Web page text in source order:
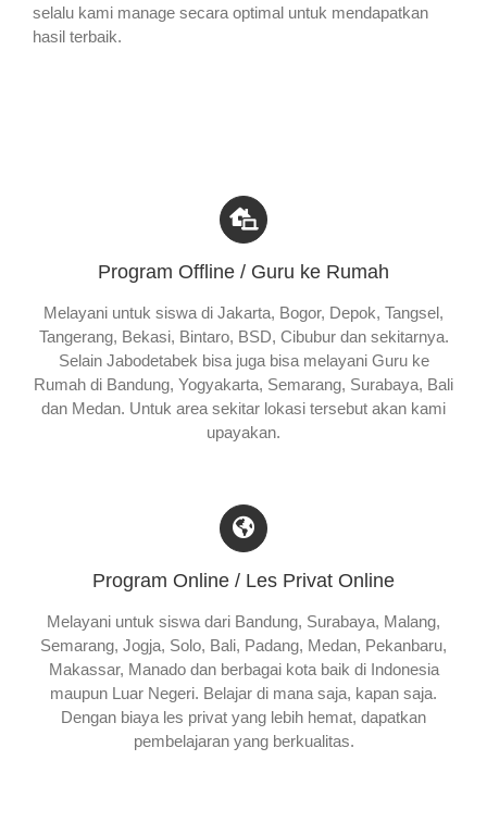
selalu kami manage secara optimal untuk mendapatkan
hasil terbaik.
Program Offline / Guru ke Rumah
Melayani untuk siswa di Jakarta, Bogor, Depok, Tangsel,
Tangerang, Bekasi, Bintaro, BSD, Cibubur dan sekitarnya.
Selain Jabodetabek bisa juga bisa melayani Guru ke
Rumah di Bandung, Yogyakarta, Semarang, Surabaya, Bali
dan Medan. Untuk area sekitar lokasi tersebut akan kami
upayakan.
Program Online / Les Privat Online
Melayani untuk siswa dari Bandung, Surabaya, Malang,
Semarang, Jogja, Solo, Bali, Padang, Medan, Pekanbaru,
Makassar, Manado dan berbagai kota baik di Indonesia
maupun Luar Negeri. Belajar di mana saja, kapan saja.
Dengan biaya les privat yang lebih hemat, dapatkan
pembelajaran yang berkualitas.